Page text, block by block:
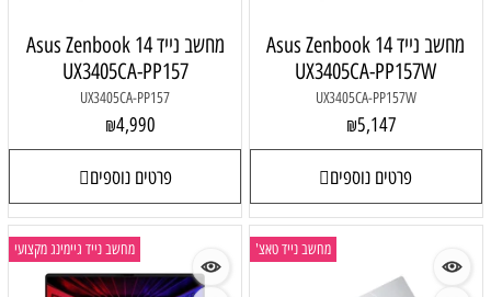
מחשב נייד Asus Zenbook 14
UX3405CA-PP157W
UX3405CA-PP157W
₪5,147
פרטים נוספים
מחשב נייד Asus Zenbook 14
UX3405CA-PP157
UX3405CA-PP157
₪4,990
פרטים נוספים
מחשב נייד טאצ' מחשב נייד גיימינג מקצועי